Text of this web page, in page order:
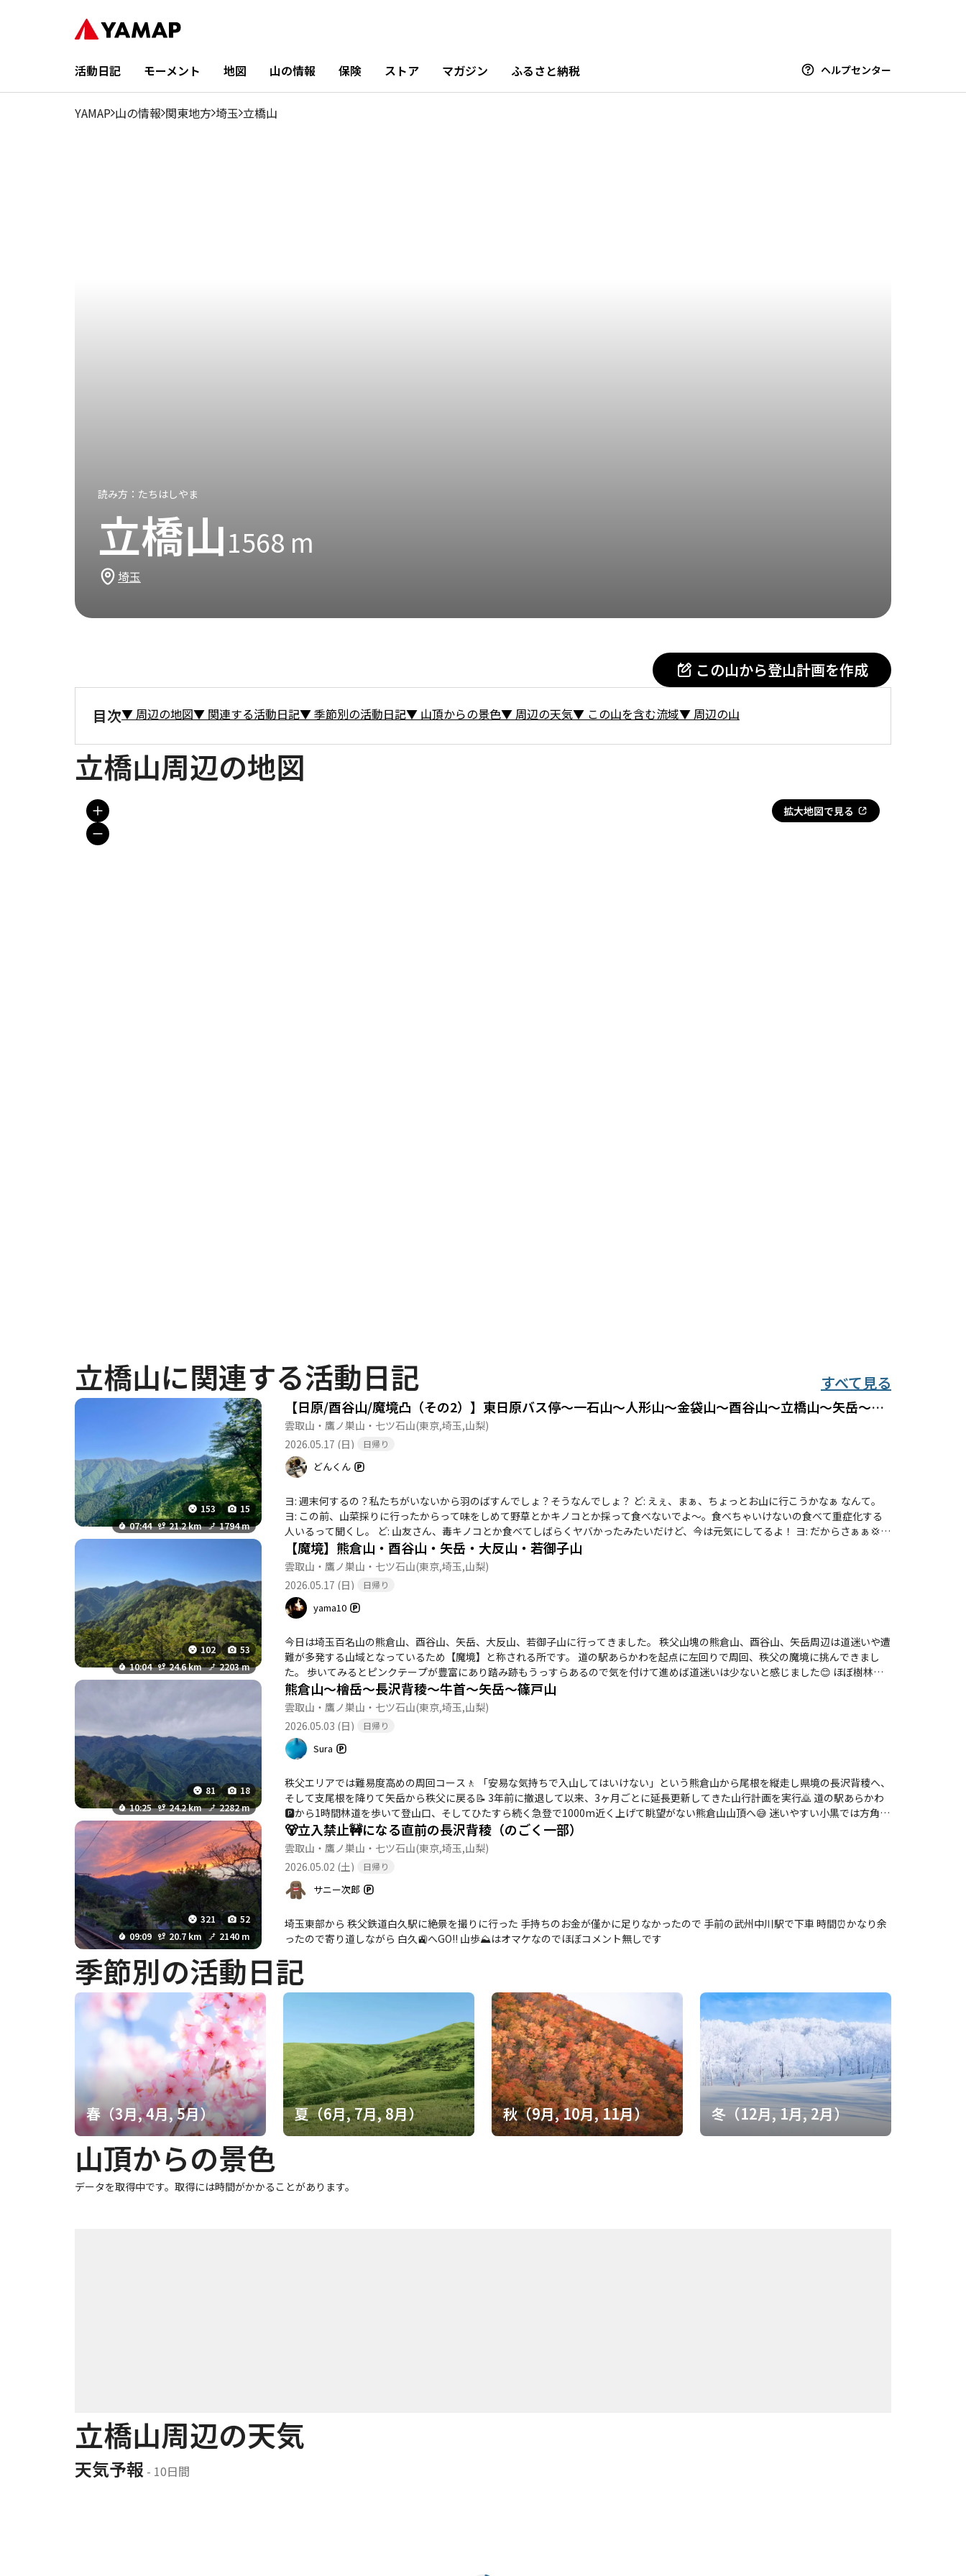
活動日記 モーメント 地図 山の情報 保険 ストア マガジン ふるさと納税 ヘルプセンター
YAMAP 山の情報 関東地方 埼玉 立橋山
読み方： たちはしやま
立橋山1568 m
埼玉
この山から登山計画を作成
目次▼ 周辺の地図▼ 関連する活動日記▼季節別の活動日記▼ 山頂からの景色▼ 周辺の天気▼ この山を含む流域▼ 周辺の山
立橋山周辺の地図
拡大地図で見る
立橋山に関連する活動日記 すべて見る
153
15
07:44
21.2 km 1794 m
【日原/酉谷山/魔境凸（その2）】東日原バス停〜一石山〜人形山〜金袋山〜酉谷山〜立橋山〜矢岳〜篠戸山〜大反山〜若御子山〜武州中川駅
雲取山・鷹ノ巣山・七ツ石山(東京,埼玉,山梨)
2026.05.17 (日)
日帰り
どんくん
ヨ: 週末何するの？私たちがいないから羽のばすんでしょ？そうなんでしょ？ ど: えぇ、まぁ、ちょっとお山に行こうかなぁ なんて。
ヨ: この前、山菜採りに行ったからって味をしめて野草とかキノコとか採って食べないでよ〜。食べちゃいけないの食べて重症化する
人いるって聞くし。 ど: 山友さん、毒キノコとか食べてしばらくヤバかったみたいだけど、今は元気にしてるよ！ ヨ: だからさぁぁ💢
（行きのアクセス） JR青梅線 奥多摩駅〜西東京バス 東日原 （帰りのアクセス） 秩父鉄道 武州中川駅
102
53
10:04
24.6 km 2203 m
【魔境】熊倉山・酉谷山・矢岳・大反山・若御子山
雲取山・鷹ノ巣山・七ツ石山(東京,埼玉,山梨)
2026.05.17 (日)
日帰り
yama10
今日は埼玉百名山の熊倉山、酉谷山、矢岳、大反山、若御子山に行ってきました。 秩父山塊の熊倉山、酉谷山、矢岳周辺は道迷いや遭
難が多発する山域となっているため【魔境】と称される所です。 道の駅あらかわを起点に左回りで周回、秩父の魔境に挑んできまし
た。 歩いてみるとピンクテープが豊富にあり踏み跡もうっすらあるので気を付けて進めば道迷いは少ないと感じました😊 ほぼ樹林帯
ですが自然が豊富で歩いていて楽しかったです😄
81
18
10:25
24.2 km 2282 m
熊倉山～檜岳～長沢背稜～牛首～矢岳～篠戸山
雲取山・鷹ノ巣山・七ツ石山(東京,埼玉,山梨)
2026.05.03 (日)
日帰り
Sura
秩父エリアでは難易度高めの周回コース🚶 「安易な気持ちで入山してはいけない」という熊倉山から尾根を縦走し県境の長沢背稜へ、
そして支尾根を降りて矢岳から秩父に戻る📝 3年前に撤退して以来、3ヶ月ごとに延長更新してきた山行計画を実行🙇 道の駅あらかわ
🅿️から1時間林道を歩いて登山口、そしてひたすら続く急登で1000m近く上げて眺望がない熊倉山山頂へ😅 迷いやすい小黒では方角が
正しければ多少のルート外れは問題なし👍二週続けての酉谷山は先週よりもキツイ💦 長沢背稜を外れて赤岩ノ頭までは破線の岩場でル
ート不明瞭の箇所が多い👺また下山ルートとしては違和感を感じるアップダウンで精神的にもキツい👹 10時間を超える山行の疲労感
よりも長年の宿題を済ませた安堵感のほうが強かった😂
321
52
09:09
20.7 km 2140 m
🐻立入禁止🚧になる直前の長沢背稜（のごく一部）
雲取山・鷹ノ巣山・七ツ石山(東京,埼玉,山梨)
2026.05.02 (土)
日帰り
サニー次郎
埼玉東部から 秩父鉄道白久駅に絶景を撮りに行った 手持ちのお金が僅かに足りなかったので 手前の武州中川駅で下車 時間⏰かなり余
ったので寄り道しながら 白久🚉へGO‼️ 山歩⛰️はオマケなのでほぼコメント無しです
季節別の活動日記
春（3月, 4月, 5月） 夏（6月, 7月, 8月） 秋（9月, 10月, 11月） 冬（12月, 1月, 2月）
山頂からの景色
データを取得中です。取得には時間がかかることがあります。
立橋山周辺の天気
天気予報 - 10日間